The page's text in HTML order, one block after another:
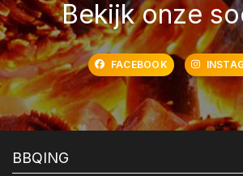
Bekijk onze
FACEBOOK
BBQING